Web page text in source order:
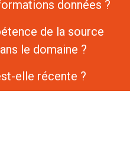
données ?
de la source
le domaine ?
elle récente ?